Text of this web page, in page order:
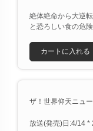
絶体絶命から大逆
と恐ろしい食の危
カートに入れる
ザ！世界仰天ニュ
放送(発売)日:4/14 *